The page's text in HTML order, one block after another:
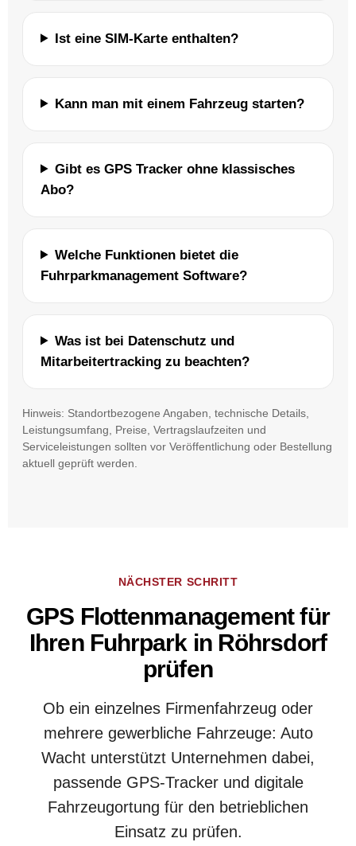
Ist eine SIM-Karte enthalten?
Kann man mit einem Fahrzeug starten?
Gibt es GPS Tracker ohne klassisches
Abo?
Welche Funktionen bietet die
Fuhrparkmanagement Software?
Was ist bei Datenschutz und
Mitarbeitertracking zu beachten?
Hinweis: Standortbezogene Angaben, technische Details,
Leistungsumfang, Preise, Vertragslaufzeiten und
Serviceleistungen sollten vor Veröffentlichung oder Bestellung
aktuell geprüft werden.
NÄCHSTER SCHRITT
GPS Flottenmanagement für
Ihren Fuhrpark in Röhrsdorf
prüfen
Ob ein einzelnes Firmenfahrzeug oder
mehrere gewerbliche Fahrzeuge: Auto
Wacht unterstützt Unternehmen dabei,
passende GPS-Tracker und digitale
Fahrzeugortung für den betrieblichen
Einsatz zu prüfen.